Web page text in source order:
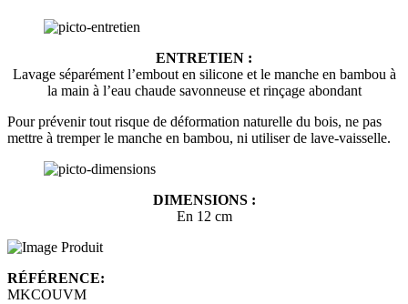
ENTRETIEN :
Lavage séparément l’embout en silicone et le manche en bambou à
la main à l’eau chaude savonneuse et rinçage abondant
Pour prévenir tout risque de déformation naturelle du bois, ne pas
mettre à tremper le manche en bambou, ni utiliser de lave-vaisselle.
DIMENSIONS :
En 12 cm
RÉFÉRENCE:
MKCOUVM